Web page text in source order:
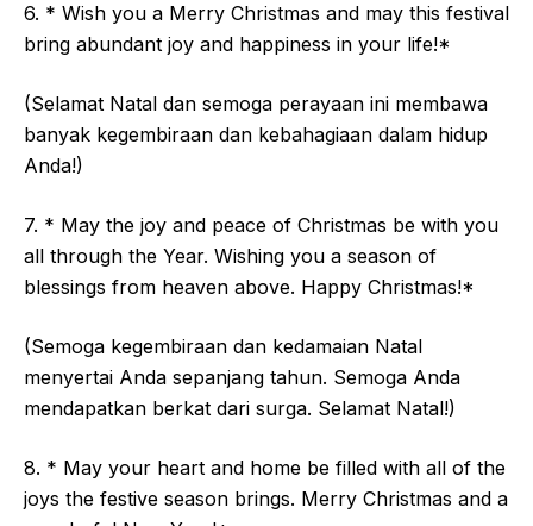
6. * Wish you a Merry Christmas and may this festival
bring abundant joy and happiness in your life!*
(Selamat Natal dan semoga perayaan ini membawa
banyak kegembiraan dan kebahagiaan dalam hidup
Anda!)
7. * May the joy and peace of Christmas be with you
all through the Year. Wishing you a season of
blessings from heaven above. Happy Christmas!*
(Semoga kegembiraan dan kedamaian Natal
menyertai Anda sepanjang tahun. Semoga Anda
mendapatkan berkat dari surga. Selamat Natal!)
8. * May your heart and home be filled with all of the
joys the festive season brings. Merry Christmas and a